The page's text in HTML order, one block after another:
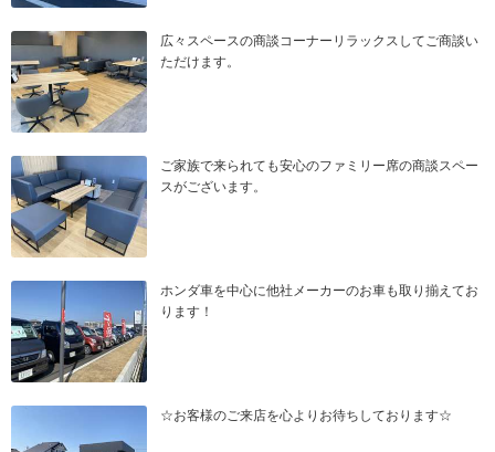
広々スペースの商談コーナーリラックスしてご商談い
ただけます。
ご家族で来られても安心のファミリー席の商談スペー
スがございます。
ホンダ車を中心に他社メーカーのお車も取り揃えてお
ります！
☆お客様のご来店を心よりお待ちしております☆